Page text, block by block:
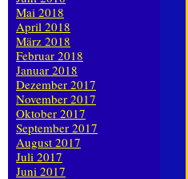
Mai 2018
April 2018
März 2018
Februar 2018
Januar 2018
Dezember 2017
November 2017
Oktober 2017
September 2017
August 2017
Juli 2017
Juni 2017